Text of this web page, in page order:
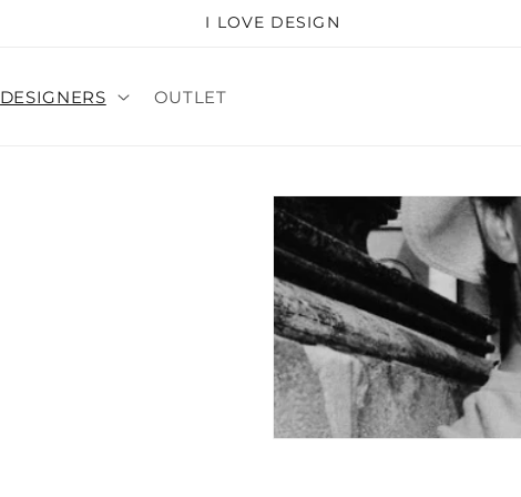
I LOVE DESIGN
DESIGNERS OUTLET